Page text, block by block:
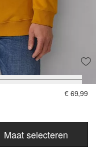
€ 69,99
Maat selecteren